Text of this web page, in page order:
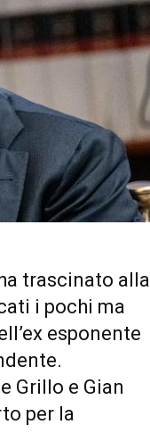
trascinato alla
i pochi ma
esponente
Grillo e Gian
per la